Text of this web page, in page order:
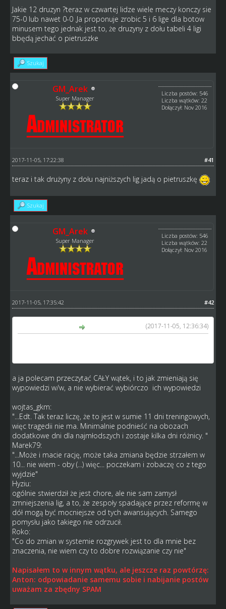
Jakie 12 druzyn ?teraz w czwartej lidze wiele meczy konczy sie
75-0 lub nawet 0-0 .Ja proponuje zrobic 5 i 6 lige dla botow
minusem tego jednak jest to, że druzyny z dołu tabeli 4 ligi
bbędą jechać o pietruszke
Szukaj
GM_Arek
Super Manager
Liczba postów: 546
Liczba wątków: 22
Dołączył: Nov 2016
#41
2017-11-05, 17:22:38
teraz i tak drużyny z dołu najniższych lig jadą o pietruszkę
Szukaj
GM_Arek
Super Manager
Liczba postów: 546
Liczba wątków: 22
Dołączył: Nov 2016
#42
2017-11-05, 17:35:42
(2017-11-05, 12:36:34)
a ja polecam przeczytać CAŁY wątek, i to jak zmieniają się
wypowiedzi w/w, a nie wybierać wybiórczo ich wypowiedzi
wojtas_gkm:
"...Edt. Tak teraz liczę, że to jest w sumie 11 dni treningowych,
więc tragedii nie ma. Minimalnie podnieść na obozach
dodatkowe dni dla najmłodszych i zostaje kilka dni różnicy. "
Marek79:
"...Może i macie rację, może taka zmiana będzie strzałem w
10... nie wiem - oby (...) więc... poczekam i zobaczę co z tego
wyjdzie"
Hyziu:
ogólnie stwierdził że jest chore, ale nie sam zamysł
zmniejszenia lig, a to, że zespoły spadające przez reformę w
dół mogą być mocniejsze od tych awansujących. Samego
pomysłu jako takiego nie odrzucił.
Roko:
"Co do zmian w systemie rozgrywek jest to dla mnie bez
znaczenia, nie wiem czy to dobre rozwiązanie czy nie"
Napisałem to w innym wątku, ale jeszcze raz powtórzę:
Anton: odpowiadanie samemu sobie i nabijanie postów
uważam za zbędny SPAM